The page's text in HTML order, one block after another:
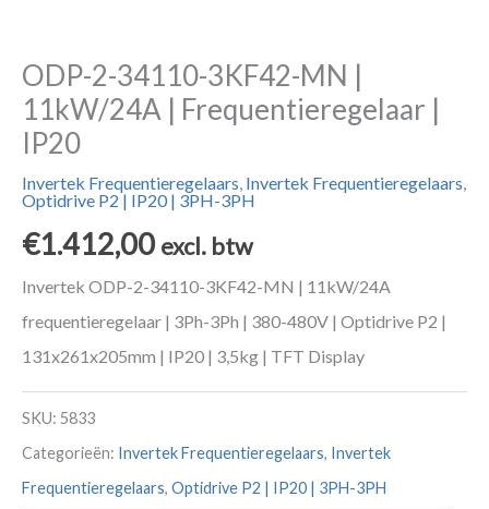
ODP-2-34110-3KF42-MN |
11kW/24A | Frequentieregelaar |
IP20
Invertek Frequentieregelaars, Invertek Frequentieregelaars,
Optidrive P2 | IP20 | 3PH-3PH
€1.412,00 excl. btw
Invertek ODP-2-34110-3KF42-MN | 11kW/24A
frequentieregelaar | 3Ph-3Ph | 380-480V | Optidrive P2 |
131x261x205mm | IP20 | 3,5kg | TFT Display
SKU: 5833
Categorieën: Invertek Frequentieregelaars, Invertek
Frequentieregelaars, Optidrive P2 | IP20 | 3PH-3PH